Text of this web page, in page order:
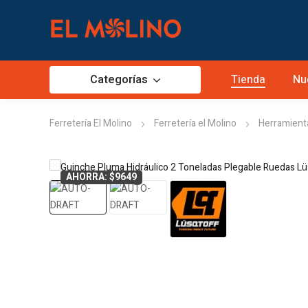
Categorías Tienda
Ferretería El Molino Ferretería el Molino
AHORRA: $9649